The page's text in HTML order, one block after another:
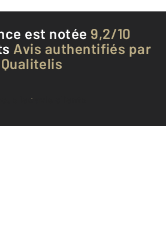
est notée 9,2/10
Avis authentifiés par
Qualitelis
tous les avis clients